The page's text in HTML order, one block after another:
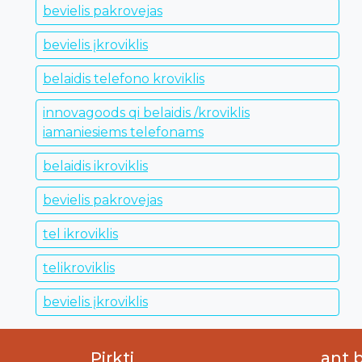
bevielis pakrovejas
bevielis įkroviklis
belaidis telefono kroviklis
innovagoods qi belaidis /kroviklis
iamaniesiems telefonams
belaidis ikroviklis
bevielis pakrovejas
tel ikroviklis
telikroviklis
bevielis įkroviklis
Pirkti ant